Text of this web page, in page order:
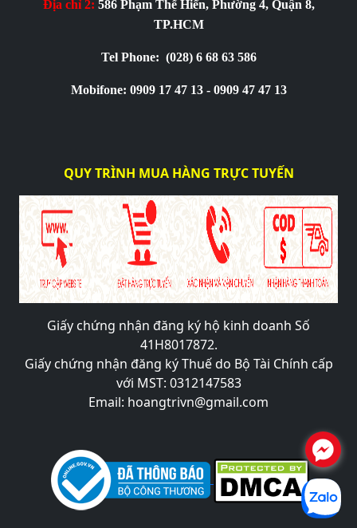
Địa chỉ 2: 586 Phạm Thế Hiển, Phường 4, Quận 8,
TP.HCM
Tel Phone: (028) 6 68 63 586
Mobifone: 0909 17 47 13 - 0909 47 47 13
QUY TRÌNH MUA HÀNG TRỰC TUYẾN
Giấy chứng nhận đăng ký hộ kinh doanh Số
41H8017872.
Giấy chứng nhận đăng ký Thuế do Bộ Tài Chính cấp
với MST: 0312147583
Email: hoangtrivn@gmail.com
.